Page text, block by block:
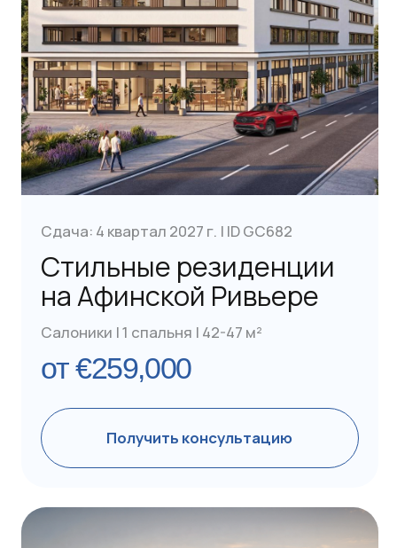
Апартаменты в
бутиковом комплексе
от €250 ,000
Готов к переезду | ID GC653
Афины | 1 спальня | 25-30 м²
Апартаменты с
Сдача: 1 квартал 2027 г. | ID GC531